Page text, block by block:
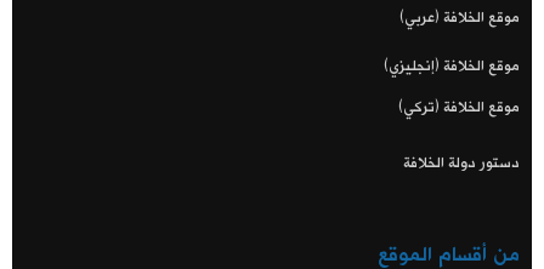
موقع الخلافة (عربي)
موقع الخلافة (إنجليزي)
موقع الخلافة (تركي)
دستور دولة الخلافة
من أقسام الموقع